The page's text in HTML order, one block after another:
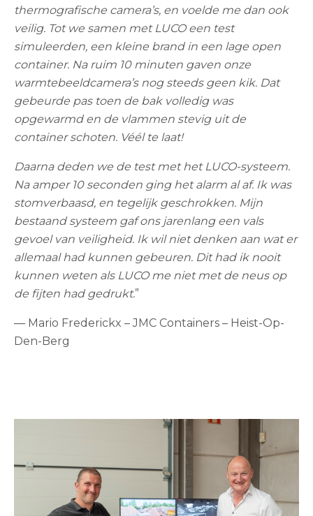
thermografische camera’s, en voelde me dan ook
veilig. Tot we samen met LUCO een test
simuleerden, een kleine brand in een lage open
container. Na ruim 10 minuten gaven onze
warmtebeeldcamera’s nog steeds geen kik. Dat
gebeurde pas toen de bak volledig was
opgewarmd en de vlammen stevig uit de
container schoten. Véél te laat!
Daarna deden we de test met het LUCO-systeem.
Na amper 10 seconden ging het alarm al af. Ik was
stomverbaasd, en tegelijk geschrokken. Mijn
bestaand systeem gaf ons jarenlang een vals
gevoel van veiligheid. Ik wil niet denken aan wat er
allemaal had kunnen gebeuren. Dit had ik nooit
kunnen weten als LUCO me niet met de neus op
de fijten had gedrukt.”
— Mario Frederickx – JMC Containers – Heist-Op-
Den-Berg